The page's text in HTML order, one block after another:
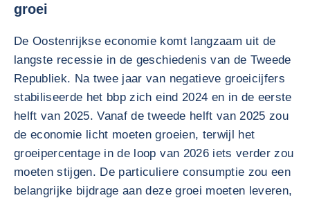
groei
De Oostenrijkse economie komt langzaam uit de
langste recessie in de geschiedenis van de Tweede
Republiek. Na twee jaar van negatieve groeicijfers
stabiliseerde het bbp zich eind 2024 en in de eerste
helft van 2025. Vanaf de tweede helft van 2025 zou
de economie licht moeten groeien, terwijl het
groeipercentage in de loop van 2026 iets verder zou
moeten stijgen. De particuliere consumptie zou een
belangrijke bijdrage aan deze groei moeten leveren,